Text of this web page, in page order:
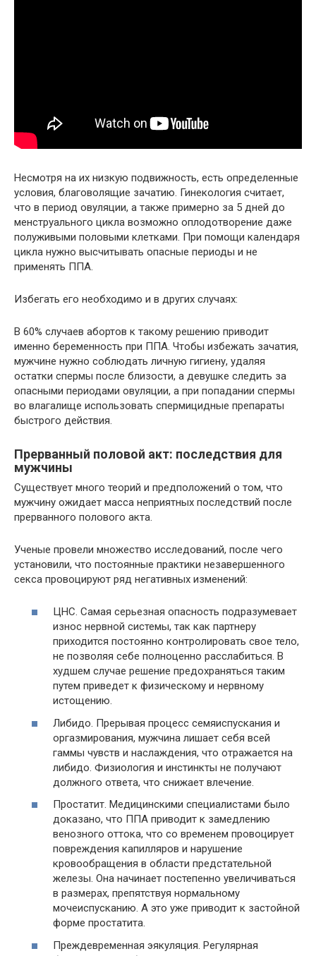
Несмотря на их низкую подвижность, есть определенные
условия, благоволящие зачатию. Гинекология считает,
что в период овуляции, а также примерно за 5 дней до
менструального цикла возможно оплодотворение даже
полуживыми половыми клетками. При помощи календаря
цикла нужно высчитывать опасные периоды и не
применять ППА.
Избегать его необходимо и в других случаях:
В 60% случаев абортов к такому решению приводит
именно беременность при ППА. Чтобы избежать зачатия,
мужчине нужно соблюдать личную гигиену, удаляя
остатки спермы после близости, а девушке следить за
опасными периодами овуляции, а при попадании спермы
во влагалище использовать спермицидные препараты
быстрого действия.
Прерванный половой акт: последствия для
мужчины
Существует много теорий и предположений о том, что
мужчину ожидает масса неприятных последствий после
прерванного полового акта.
Ученые провели множество исследований, после чего
установили, что постоянные практики незавершенного
секса провоцируют ряд негативных изменений:
ЦНС. Самая серьезная опасность подразумевает
износ нервной системы, так как партнеру
приходится постоянно контролировать свое тело,
не позволяя себе полноценно расслабиться. В
худшем случае решение предохраняться таким
путем приведет к физическому и нервному
истощению.
Либидо. Прерывая процесс семяиспускания и
оргазмирования, мужчина лишает себя всей
гаммы чувств и наслаждения, что отражается на
либидо. Физиология и инстинкты не получают
должного ответа, что снижает влечение.
Простатит. Медицинскими специалистами было
доказано, что ППА приводит к замедлению
венозного оттока, что со временем провоцирует
повреждения капилляров и нарушение
кровообращения в области предстательной
железы. Она начинает постепенно увеличиваться
в размерах, препятствуя нормальному
мочеиспусканию. А это уже приводит к застойной
форме простатита.
Преждевременная эякуляция. Регулярная